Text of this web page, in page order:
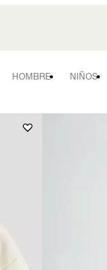
HOMBRE NIÑOS